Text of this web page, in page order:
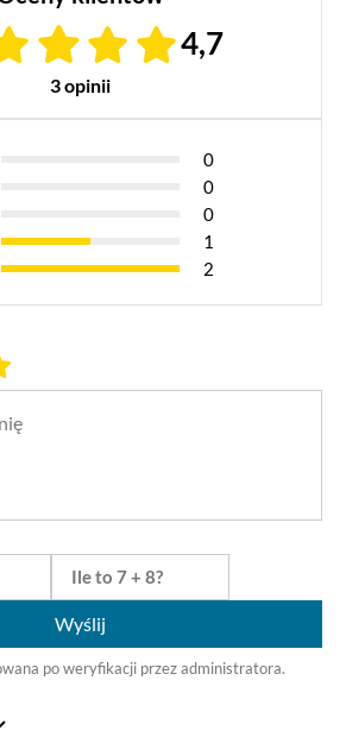
4,7
3 opinii
0
0
0
1
2
Wyślij
po weryfikacji przez administratora.